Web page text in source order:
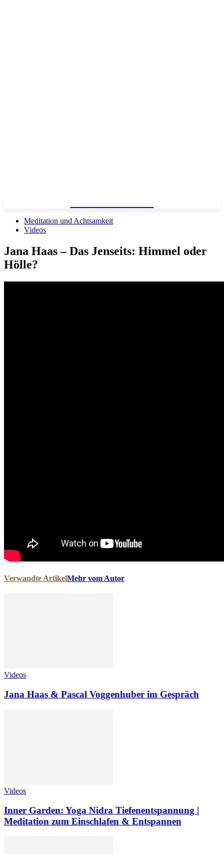
Meditation und Achtsamkeit
Videos
Jana Haas – Das Jenseits: Himmel oder
Hölle?
Verwandte ArtikelMehr vom Autor
Videos
Jana Haas & Pascal Voggenhuber im Gespräch
Videos
Inner Garden: Yoga Nidra Tiefenentspannung |
Meditation zum Einschlafen & Entspannen